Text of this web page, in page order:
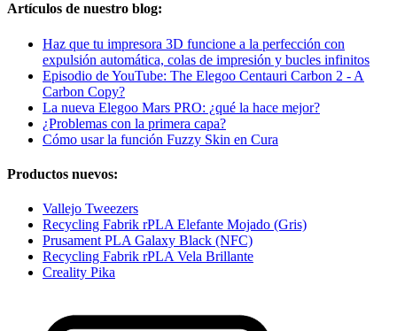
Artículos de nuestro blog:
Haz que tu impresora 3D funcione a la perfección con
expulsión automática, colas de impresión y bucles infinitos
Episodio de YouTube: The Elegoo Centauri Carbon 2 - A
Carbon Copy?
La nueva Elegoo Mars PRO: ¿qué la hace mejor?
¿Problemas con la primera capa?
Cómo usar la función Fuzzy Skin en Cura
Productos nuevos:
Vallejo Tweezers
Recycling Fabrik rPLA Elefante Mojado (Gris)
Prusament PLA Galaxy Black (NFC)
Recycling Fabrik rPLA Vela Brillante
Creality Pika